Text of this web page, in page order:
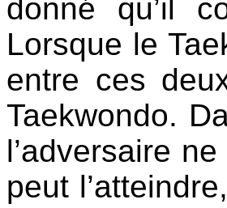
donné qu’il
Lorsque le
entre ces
Taekwondo.
l’adversaire
peut